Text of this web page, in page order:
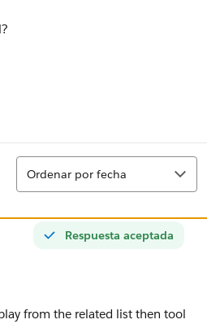
Ordenar
Ordenar por fecha
Respuesta aceptada
from the related list then tool